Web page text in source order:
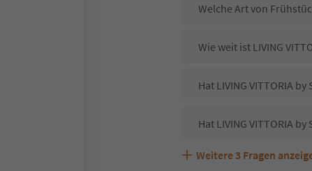
Welche Art von
Wie weit ist LIVING
Hat LIVING VITTORIA
Hat LIVING VITTORIA
Sind Haustiere in der
Welche Services bietet
Weitere 3 Fragen